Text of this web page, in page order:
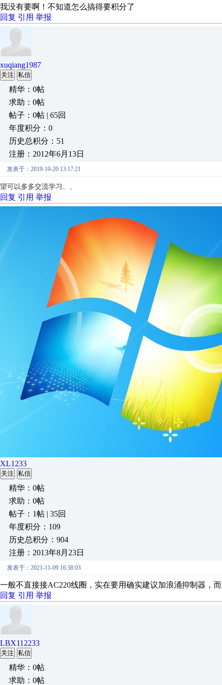
我没有要啊！不知道怎么搞得要积分了
回复 引用 举报
xuqiang1987
关注 私信
精华：0帖
求助：0帖
帖子：0帖 | 65回
年度积分：0
历史总积分：51
注册：2012年6月13日
发表于：2019-10-20 13:17:21
望可以多多交流学习、、
回复 引用 举报
XL1233
关注 私信
精华：0帖
求助：0帖
帖子：1帖 | 35回
年度积分：109
历史总积分：904
注册：2013年8月23日
发表于：2021-11-09 16:38:03
一般不直接接AC220线圈，实在要用确实建议加浪涌抑制器，
回复 引用 举报
LBX112233
关注 私信
精华：0帖
求助：0帖